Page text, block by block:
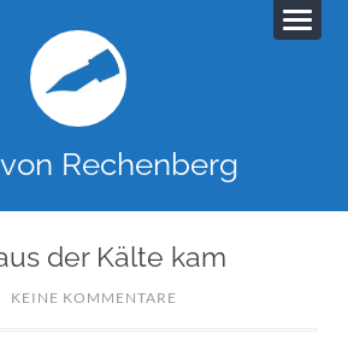
Rechenberg
der Kälte kam
KEINE KOMMENTARE